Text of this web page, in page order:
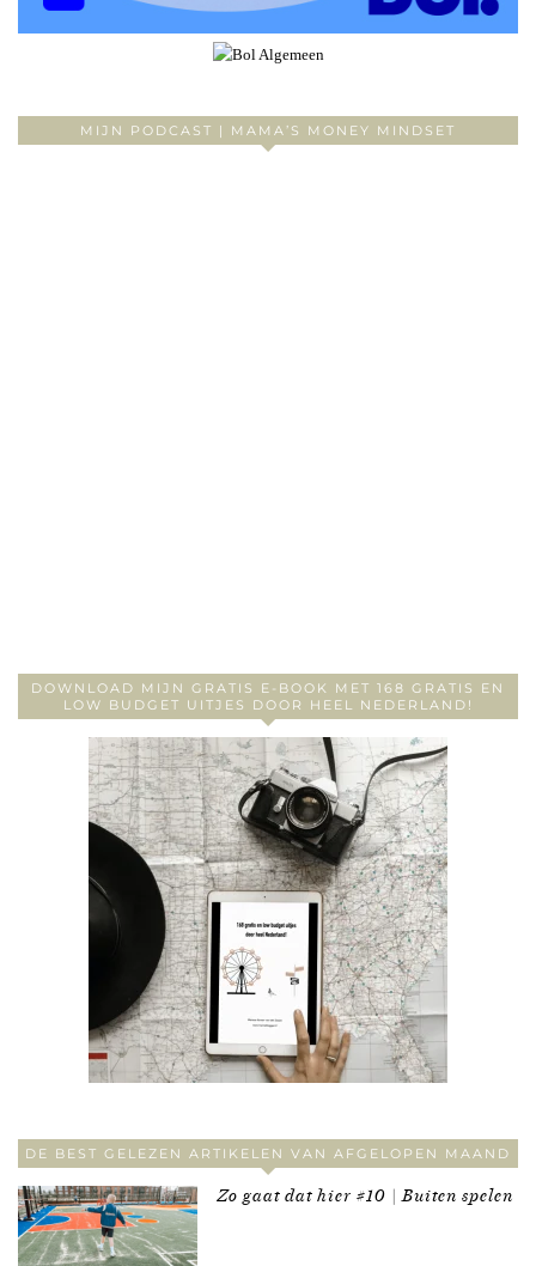
MIJN PODCAST | MAMA’S MONEY MINDSET
DOWNLOAD MIJN GRATIS E-BOOK MET 168 GRATIS EN
LOW BUDGET UITJES DOOR HEEL NEDERLAND!
DE BEST GELEZEN ARTIKELEN VAN AFGELOPEN MAAND
Zo gaat dat hier #10 | Buiten spelen